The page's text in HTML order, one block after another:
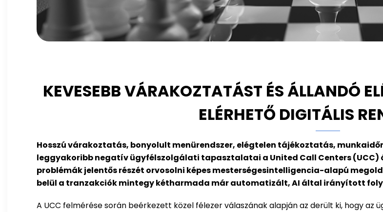
KEVESEBB VÁRAKOZTATÁST ÉS ÁLLANDÓ
ELÉRHETŐ DIGITÁLIS
Hosszú várakoztatás, bonyolult menürendszer, elégtelen tájékoztatás,
leggyakoribb negatív ügyfélszolgálati tapasztalatai a United Call Centers (UCC)
problémák jelentős részét orvosolni képes mesterségesintelligencia-alapú
belül a tranzakciók mintegy kétharmada már automatizált, AI által irányított
A UCC felmérése során beérkezett közel félezer válaszának alapján az derült ki, hogy az